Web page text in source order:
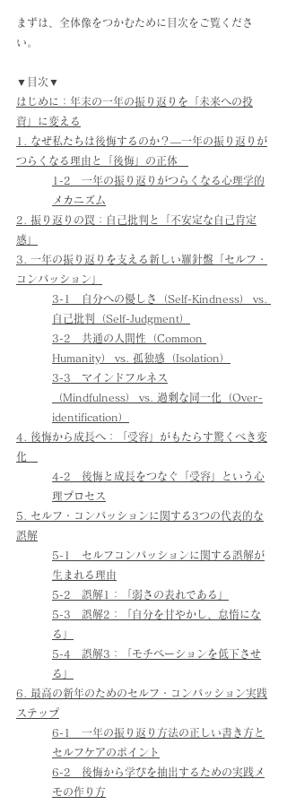
まずは、全体像をつかむために目次をご覧くださ
い。
▼目次▼
はじめに：年末の一年の振り返りを「未来への投
資」に変える
1. なぜ私たちは後悔するのか？―一年の振り返りが
つらくなる理由と「後悔」の正体
1-2　一年の振り返りがつらくなる心理学的
メカニズム
2. 振り返りの罠：自己批判と「不安定な自己肯定
感」
3. 一年の振り返りを支える新しい羅針盤「セルフ・
コンパッション」
3-1　自分への優しさ（Self-Kindness） vs.
自己批判（Self-Judgment）
3-2　共通の人間性（Common
Humanity） vs. 孤独感（Isolation）
3-3　マインドフルネス
（Mindfulness） vs. 過剰な同一化（Over-
identification）
4. 後悔から成長へ：「受容」がもたらす驚くべき変
化
4-2　後悔と成長をつなぐ「受容」という心
理プロセス
5. セルフ・コンパッションに関する3つの代表的な
誤解
5-1　セルフコンパッションに関する誤解が
生まれる理由
5-2　誤解1：「弱さの表れである」
5-3　誤解2：「自分を甘やかし、怠惰にな
る」
5-4　誤解3：「モチベーションを低下させ
る」
6. 最高の新年のためのセルフ・コンパッション実践
ステップ
6-1　一年の振り返り方法の正しい書き方と
セルフケアのポイント
6-2　後悔から学びを抽出するための実践メ
モの作り方